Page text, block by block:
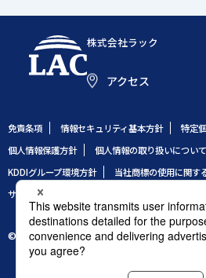
株式会社ラック
アクセス
免責条項 情報セキュリティ基本方針
特定
個人情報保護方針
個人情報の取り扱いについて
KDDIグループ環境方針
当社商標の使用に関す
サイトのご利用条件
© 1995 LAC Co., Ltd.